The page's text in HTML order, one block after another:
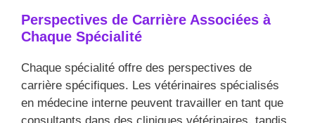
Perspectives de Carrière Associées à
Chaque Spécialité
Chaque spécialité offre des perspectives de
carrière spécifiques. Les vétérinaires spécialisés
en médecine interne peuvent travailler en tant que